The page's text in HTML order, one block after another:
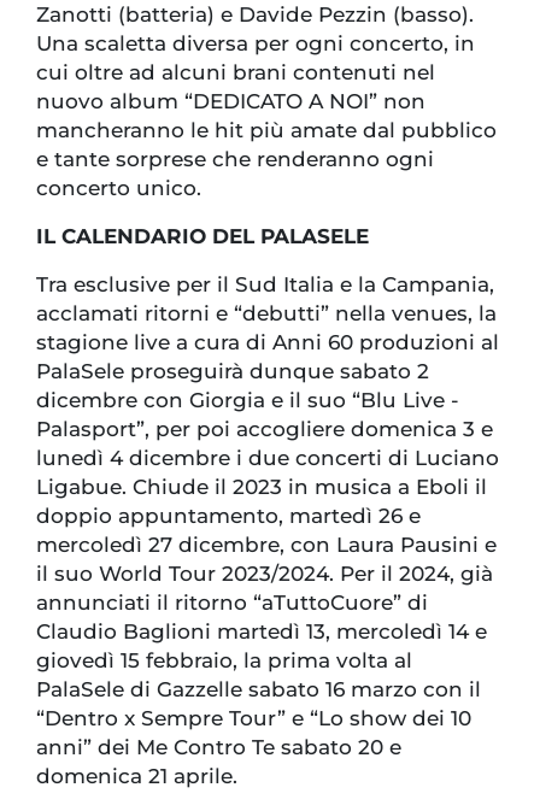
Zanotti (batteria) e Davide Pezzin (basso).
Una scaletta diversa per ogni concerto, in
cui oltre ad alcuni brani contenuti nel
nuovo album “DEDICATO A NOI” non
mancheranno le hit più amate dal pubblico
e tante sorprese che renderanno ogni
concerto unico.
IL CALENDARIO DEL PALASELE
Tra esclusive per il Sud Italia e la Campania,
acclamati ritorni e “debutti” nella venues, la
stagione live a cura di Anni 60 produzioni al
PalaSele proseguirà dunque sabato 2
dicembre con Giorgia e il suo “Blu Live -
Palasport”, per poi accogliere domenica 3 e
lunedì 4 dicembre i due concerti di Luciano
Ligabue. Chiude il 2023 in musica a Eboli il
doppio appuntamento, martedì 26 e
mercoledì 27 dicembre, con Laura Pausini e
il suo World Tour 2023/2024. Per il 2024, già
annunciati il ritorno “aTuttoCuore” di
Claudio Baglioni martedì 13, mercoledì 14 e
giovedì 15 febbraio, la prima volta al
PalaSele di Gazzelle sabato 16 marzo con il
“Dentro x Sempre Tour” e “Lo show dei 10
anni” dei Me Contro Te sabato 20 e
domenica 21 aprile.